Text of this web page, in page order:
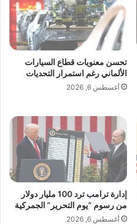
تحسن معنويات قطاع السيارات
الألماني رغم استمرار التحديات
أغسطس 6, 2026
إدارة ترامب ترد 100 مليار دولار
من رسوم “يوم التحرير” الجمركية
أغسطس 6, 2026